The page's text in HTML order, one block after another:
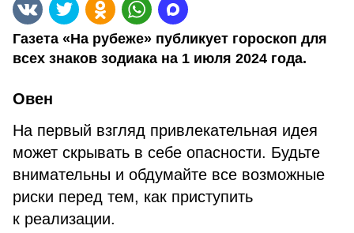
Газета «На рубеже» публикует гороскоп для
всех знаков зодиака на 1 июля 2024 года.
Овен
На первый взгляд привлекательная идея
может скрывать в себе опасности. Будьте
внимательны и обдумайте все возможные
риски перед тем, как приступить
к реализации.